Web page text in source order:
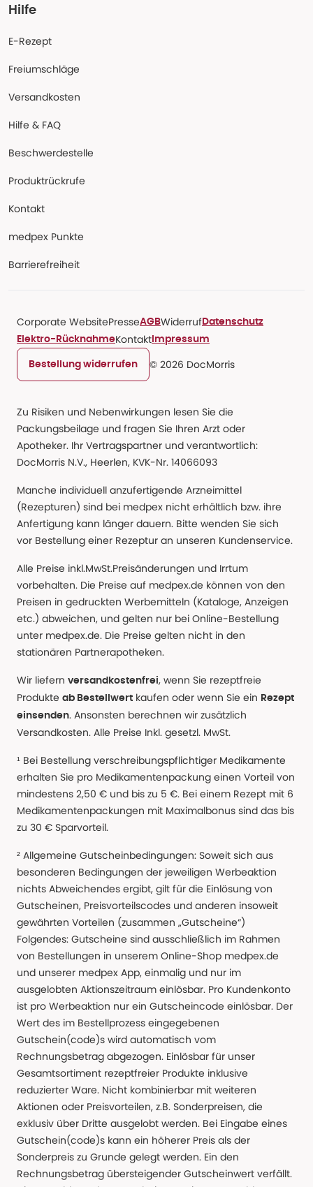
Hilfe
E-Rezept
Freiumschläge
Versandkosten
Hilfe & FAQ
Beschwerdestelle
Produktrückrufe
Kontakt
medpex Punkte
Barrierefreiheit
Corporate WebsitePresseAGBWiderruf Datenschutz
Elektro-RücknahmeKontakt Impressum
Bestellung widerrufen © 2026 DocMorris
Zu Risiken und Nebenwirkungen lesen Sie die
Packungsbeilage und fragen Sie Ihren Arzt oder
Apotheker. Ihr Vertragspartner und verantwortlich:
DocMorris N.V., Heerlen, KVK-Nr. 14066093
Manche individuell anzufertigende Arzneimittel
(Rezepturen) sind bei medpex nicht erhältlich bzw. ihre
Anfertigung kann länger dauern. Bitte wenden Sie sich
vor Bestellung einer Rezeptur an unseren Kundenservice.
Alle Preise inkl.MwSt.Preisänderungen und Irrtum
vorbehalten. Die Preise auf medpex.de können von den
Preisen in gedruckten Werbemitteln (Kataloge, Anzeigen
etc.) abweichen, und gelten nur bei Online-Bestellung
unter medpex.de. Die Preise gelten nicht in den
stationären Partnerapotheken.
Wir liefern versandkostenfrei, wenn Sie rezeptfreie
Produkte ab Bestellwert kaufen oder wenn Sie ein Rezept
einsenden. Ansonsten berechnen wir zusätzlich
Versandkosten. Alle Preise Inkl. gesetzl. MwSt.
¹ Bei Bestellung verschreibungspflichtiger Medikamente
erhalten Sie pro Medikamentenpackung einen Vorteil von
mindestens 2,50 € und bis zu 5 €. Bei einem Rezept mit 6
Medikamentenpackungen mit Maximalbonus sind das bis
zu 30 € Sparvorteil.
² Allgemeine Gutscheinbedingungen: Soweit sich aus
besonderen Bedingungen der jeweiligen Werbeaktion
nichts Abweichendes ergibt, gilt für die Einlösung von
Gutscheinen, Preisvorteilscodes und anderen insoweit
gewährten Vorteilen (zusammen „Gutscheine“)
Folgendes: Gutscheine sind ausschließlich im Rahmen
von Bestellungen in unserem Online-Shop medpex.de
und unserer medpex App, einmalig und nur im
ausgelobten Aktionszeitraum einlösbar. Pro Kundenkonto
ist pro Werbeaktion nur ein Gutscheincode einlösbar. Der
Wert des im Bestellprozess eingegebenen
Gutschein(code)s wird automatisch vom
Rechnungsbetrag abgezogen. Einlösbar für unser
Gesamtsortiment rezeptfreier Produkte inklusive
reduzierter Ware. Nicht kombinierbar mit weiteren
Aktionen oder Preisvorteilen, z.B. Sonderpreisen, die
exklusiv über Dritte ausgelobt werden. Bei Eingabe eines
Gutschein(code)s kann ein höherer Preis als der
Sonderpreis zu Grunde gelegt werden. Ein den
Rechnungsbetrag übersteigender Gutscheinwert verfällt.